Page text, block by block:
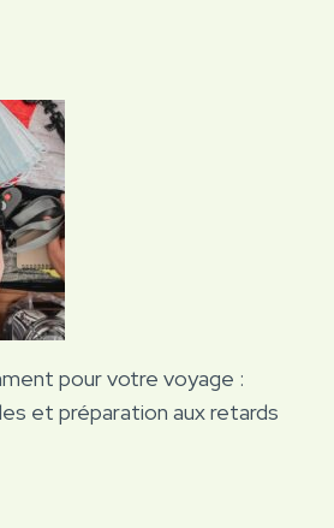
pour votre voyage :
et préparation aux retards